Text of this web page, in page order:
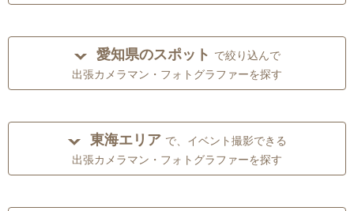
愛知県のスポット で絞り込んで
出張カメラマン・フォトグラファーを探す
東海エリア で、イベント撮影できる
出張カメラマン・フォトグラファーを探す